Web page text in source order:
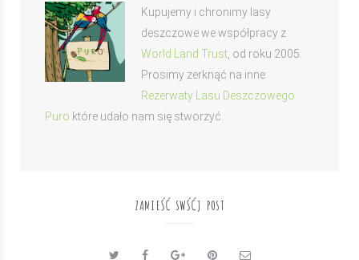
Kupujemy i chronimy lasy
deszczowe we współpracy z
World Land Trust , od roku 2005.
Prosimy zerknąć na inne
Rezerwaty Lasu Deszczowego
Puro które udało nam się stworzyć.
ZAMIEŚĆ SWŚĆJ POST